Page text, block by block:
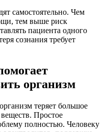
самостоятельно. Чем
тем выше риск
пациента одного
сознания требует
организм
теряет большое
Простое
полностью. Человеку